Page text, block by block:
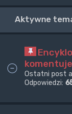
Aktywne
Ostatni post
Odpowiedzi: